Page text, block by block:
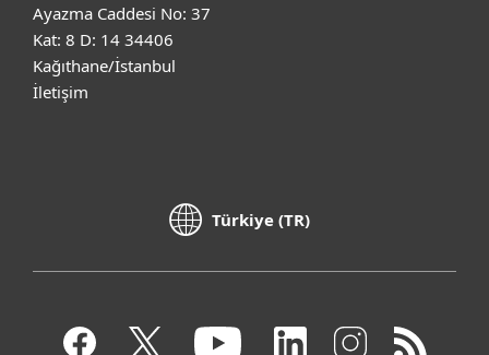
Ayazma Caddesi No: 37
Kat: 8 D: 14 34406
Kağıthane/İstanbul
İletişim
Türkiye (TR)